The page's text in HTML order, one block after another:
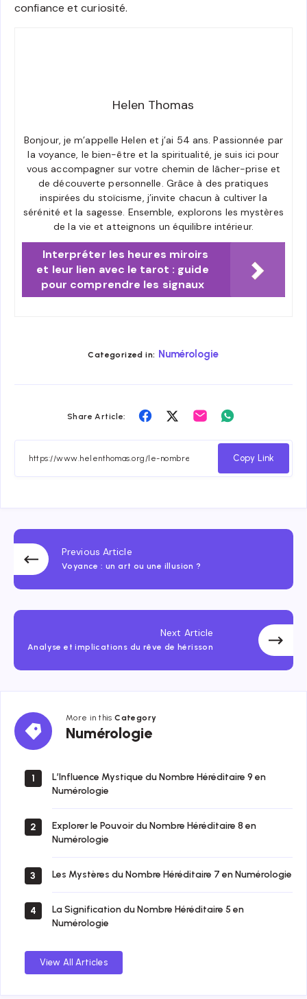
confiance et curiosité.
Helen Thomas
Bonjour, je m’appelle Helen et j’ai 54 ans. Passionnée par
la voyance, le bien-être et la spiritualité, je suis ici pour
vous accompagner sur votre chemin de lâcher-prise et
de découverte personnelle. Grâce à des pratiques
inspirées du stoïcisme, j’invite chacun à cultiver la
sérénité et la sagesse. Ensemble, explorons les mystères
de la vie et atteignons un équilibre intérieur.
Interpréter les heures miroirs
et leur lien avec le tarot : guide
pour comprendre les signaux
Categorized in: Numérologie
Share Article:
Share
Facebook
Share
Twitter
Share
Whatsapp
Copy Link
Previous Article
Voyance : un art ou une illusion ?
Next Article
Analyse et implications du rêve de hérisson
More in thisCategory
Numérologie
Numérologie
1
L’Influence Mystique du Nombre Héréditaire 9 en
Numérologie
2
Explorer le Pouvoir du Nombre Héréditaire 8 en
Numérologie
3 Les Mystères du Nombre Héréditaire 7 en Numérologie
4
La Signification du Nombre Héréditaire 5 en
Numérologie
View All Articles